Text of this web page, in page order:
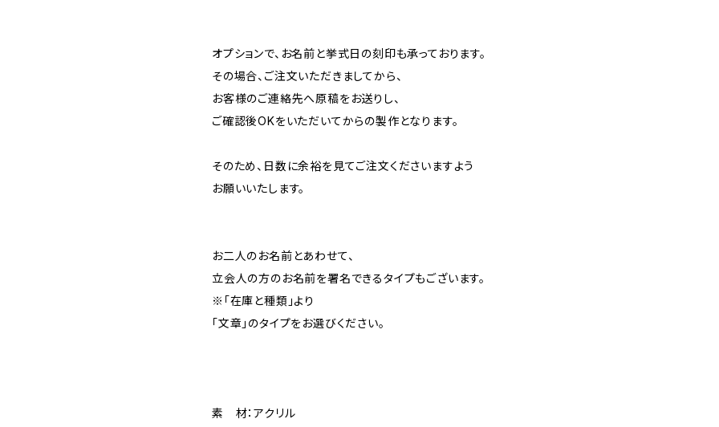
オプションで、お名前と挙式日の刻印も承っております。
その場合、ご注文いただきましてから、
お客様のご連絡先へ原稿をお送りし、
ご確認後OKをいただいてからの製作となります。
そのため、日数に余裕を見てご注文くださいますよう
お願いいたします。
お二人のお名前とあわせて、
立会人の方のお名前を署名できるタイプもございます。
※「在庫と種類」より
「文章」のタイプをお選びください。
素 材：アクリル